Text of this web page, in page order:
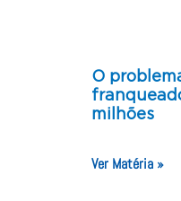
O
milhões
Ver Matéria »